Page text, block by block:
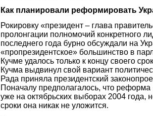
Как планировали реформировать
Рокировку «президент – глава
пролонгации полномочий конкретного
последнего года бурно обсуждали на
«пропрезидентское» большинство в
Кучме удалось только к концу своего
Кучма выдвинул свой вариант
Рада приняла президентский
Поначалу предполагалось, что реформа
уже на октябрьских выборах 2004 года,
сроки она никак не уложится.